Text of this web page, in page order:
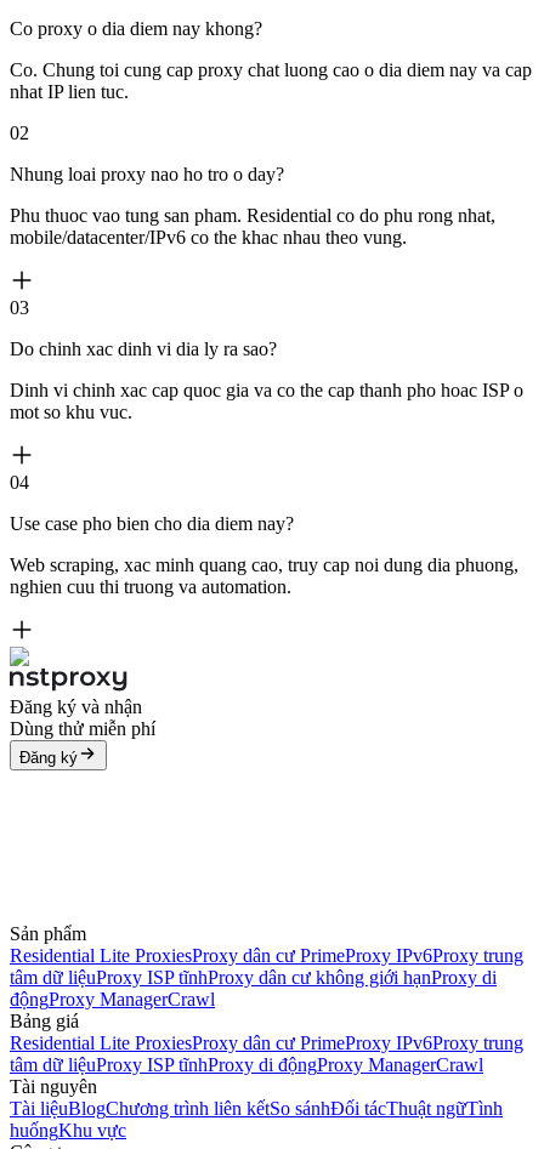
Co proxy o dia diem nay khong?
Co. Chung toi cung cap proxy chat luong cao o dia diem nay va cap
nhat IP lien tuc.
02
Nhung loai proxy nao ho tro o day?
Phu thuoc vao tung san pham. Residential co do phu rong nhat,
mobile/datacenter/IPv6 co the khac nhau theo vung.
03
Do chinh xac dinh vi dia ly ra sao?
Dinh vi chinh xac cap quoc gia va co the cap thanh pho hoac ISP o
mot so khu vuc.
04
Use case pho bien cho dia diem nay?
Web scraping, xac minh quang cao, truy cap noi dung dia phuong,
nghien cuu thi truong va automation.
Đăng ký và nhận
Dùng thử miễn phí
Đăng ký
Sản phẩm
Residential Lite ProxiesProxy dân cư PrimeProxy IPv6Proxy trung
tâm dữ liệuProxy ISP tĩnhProxy dân cư không giới hạnProxy di
độngProxy ManagerCrawl
Bảng giá
Residential Lite ProxiesProxy dân cư PrimeProxy IPv6Proxy trung
tâm dữ liệuProxy ISP tĩnhProxy di độngProxy ManagerCrawl
Tài nguyên
Tài liệuBlogChương trình liên kếtSo sánhĐối tácThuật ngữTình
huốngKhu vực